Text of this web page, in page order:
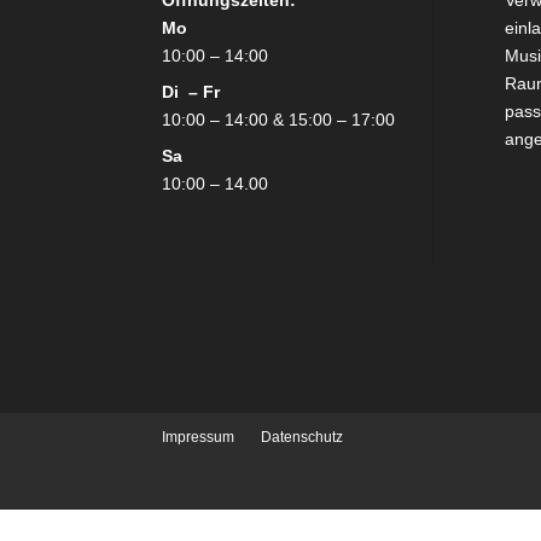
Mo
10:00 – 14:00
Di – Fr
10:00 – 14:00 & 15:00 – 17:00
Sa
10:00 – 14.00
Impressum Datenschutz